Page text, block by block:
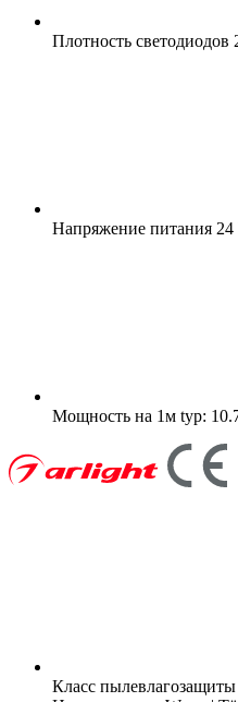
Плотность светодиодов
Напряжение питания
Мощность на 1м typ:
Класс пылевлагозащиты